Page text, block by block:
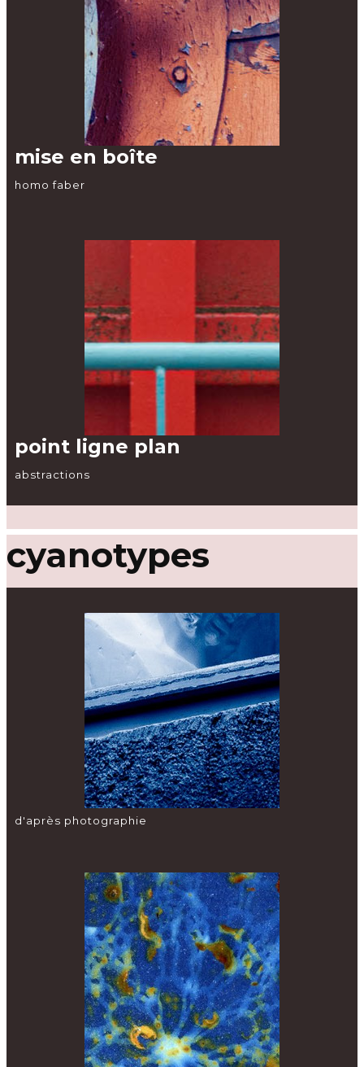
mise en boîte
homo faber
point ligne plan
abstractions
cyanotypes
d'après photographie